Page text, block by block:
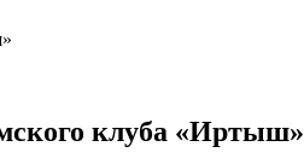
клуба «Иртыш»